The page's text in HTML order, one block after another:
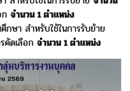
กจำนวน 1 ตำแหน่ง
กษา สำหรับใช้ในการรับย้าย
คัดเลือกจำนวน 1 ตำแหน่ง